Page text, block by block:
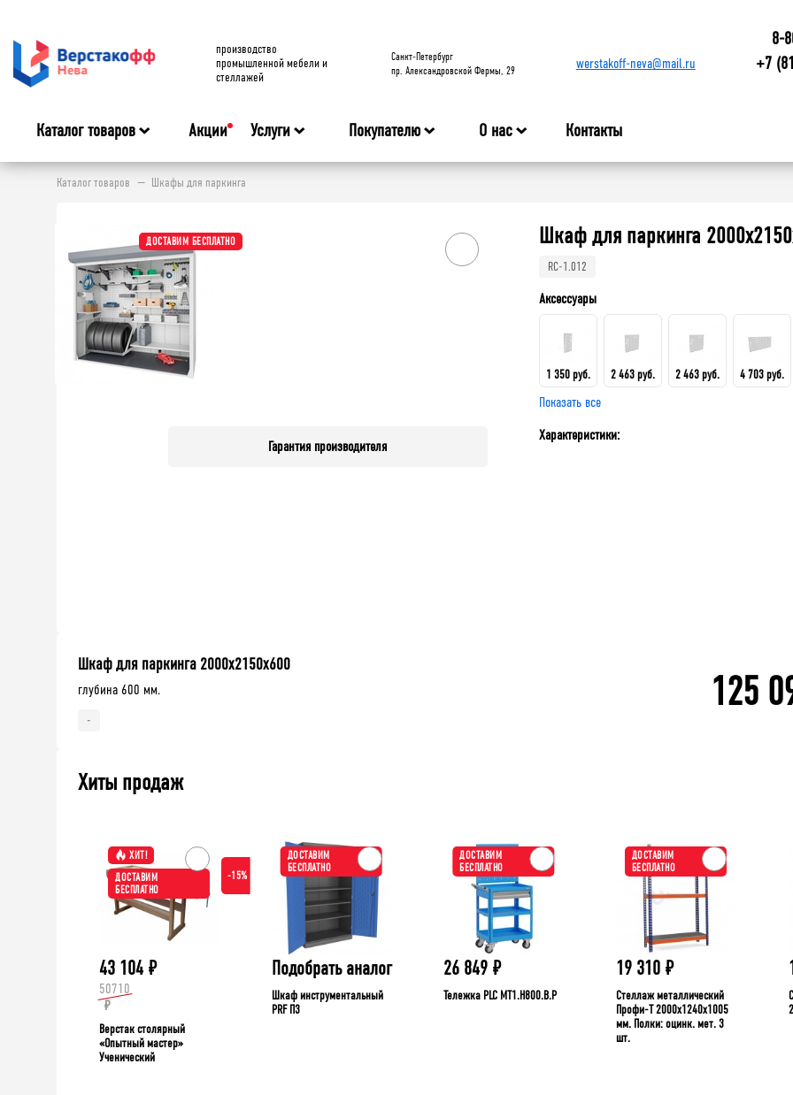
производство
промышленной мебели и
стеллажей
Cанкт-Петербург
пр. Александровской Фермы, 29
werstakoff-neva@mail.ru
8-
+7
Каталог товаров Акции Услуги Покупателю О нас Контакты
Каталог товаров Шкафы для паркинга
ДОСТАВИМ БЕСПЛАТНО
Гарантия производителя
Шкаф для паркинга
RC-1.012
Аксессуары
1 350 руб.
перфорированная 607x288
2 463 руб.
перфорированная 607x588
2 463 руб. 4 703 руб.
Показать все
Характеристики:
Шкаф для паркинга 2000x2150x600
глубина 600 мм.
-
125
Хиты продаж
ХИТ!
ДОСТАВИМ
БЕСПЛАТНО
-15%
43 104 ₽
50710
₽
Верстак столярный
«Опытный мастер»
Ученический
ДОСТАВИМ
БЕСПЛАТНО
Подобрать аналог
Шкаф инструментальный
PRF П3
ДОСТАВИМ
БЕСПЛАТНО
26 849 ₽
Тележка PLC МT1.H800.В.Р
ДОСТАВИМ
БЕСПЛАТНО
19 310 ₽
Стеллаж металлический
Профи-Т 2000x1240x1005
мм. Полки: оцинк. мет. 3
шт.